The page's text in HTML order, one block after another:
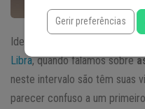
Identificado por nós,
Libra, quando falamos sobre
neste intervalo são têm suas
parecer confuso a um
Gerir preferências